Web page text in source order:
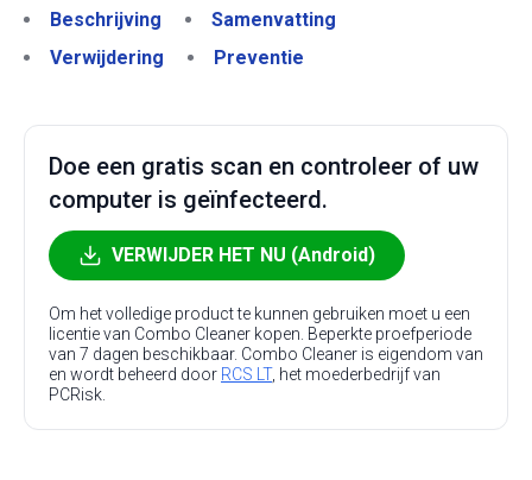
Beschrijving
Samenvatting
Verwijdering
Preventie
Doe een gratis scan en controleer of uw
computer is geïnfecteerd.
VERWIJDER HET NU (Android)
Om het volledige product te kunnen gebruiken moet u een
licentie van Combo Cleaner kopen. Beperkte proefperiode
van 7 dagen beschikbaar. Combo Cleaner is eigendom van
en wordt beheerd door RCS LT, het moederbedrijf van
PCRisk.